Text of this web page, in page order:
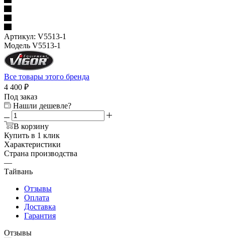
Артикул: V5513-1
Модель V5513-1
Все товары этого бренда
4 400 ₽
Под заказ
Нашли дешевле?
В корзину
Купить в 1 клик
Характеристики
Страна производства
—
Тайвань
Отзывы
Оплата
Доставка
Гарантия
Отзывы